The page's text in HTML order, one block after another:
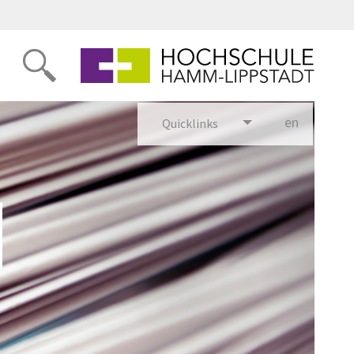
Quicklinks en glish